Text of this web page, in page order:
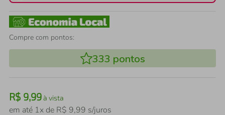
Compre com pontos:
333 pontos
R$ 9,99à vista
em até 1x de R$ 9,99 s/juros